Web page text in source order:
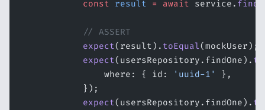
            const
result = await service.
            // ASSERT
            expect
(result). toEqual(mockUser);
            expect
(usersRepository.findOne).
                where: { id:
'uuid-1'
},
            });
            expect
(usersRepository.findOne).